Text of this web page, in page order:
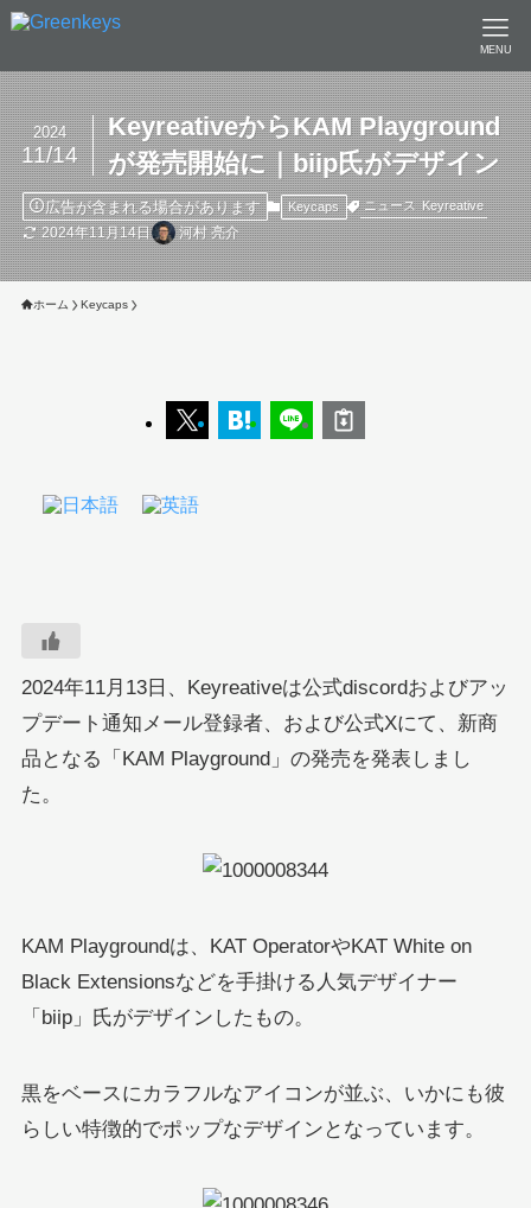
MENU
KeyreativeからKAM Playground
が発売開始に｜biip氏がデザイン
2024
11/14
広告が含まれる場合があります Keycaps ニュース Keyreative
2024年11月14日 河村 亮介
ホーム Keycaps
2024年11月13日、Keyreativeは公式discordおよびアッ
プデート通知メール登録者、および公式Xにて、新商
品となる「KAM Playground」の発売を発表しまし
た。
KAM Playgroundは、KAT OperatorやKAT White on
Black Extensionsなどを手掛ける人気デザイナー
「biip」氏がデザインしたもの。
黒をベースにカラフルなアイコンが並ぶ、いかにも彼
らしい特徴的でポップなデザインとなっています。